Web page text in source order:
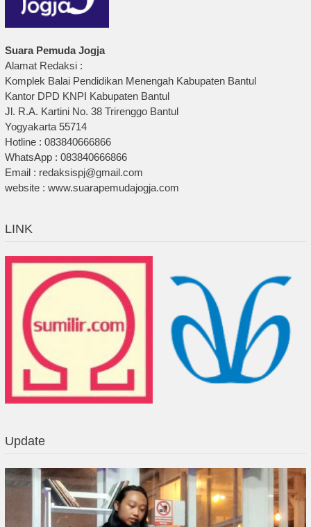
Suara Pemuda Jogja
Alamat Redaksi :
Komplek Balai Pendidikan Menengah Kabupaten Bantul
Kantor DPD KNPI Kabupaten Bantul
Jl. R.A. Kartini No. 38 Trirenggo Bantul
Yogyakarta 55714
Hotline : 083840666866
WhatsApp : 083840666866
Email : redaksispj@gmail.com
website : www.suarapemudajogja.com
LINK
Update